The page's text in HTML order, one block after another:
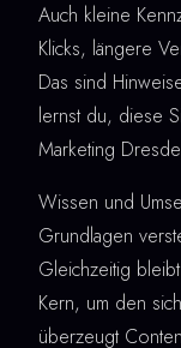
Auch kleine
Klicks, längere
Das sind
lernst du, diese
Marketing
Wissen und
Grundlagen
Gleichzeitig
Kern, um den
überzeugt